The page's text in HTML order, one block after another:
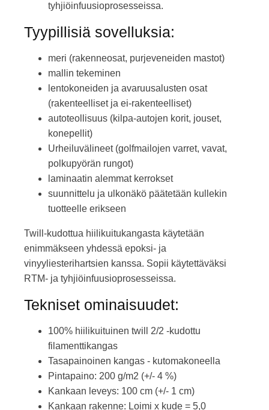
tyhjiöinfuusioprosesseissa.
Tyypillisiä sovelluksia:
meri (rakenneosat, purjeveneiden mastot)
mallin tekeminen
lentokoneiden ja avaruusalusten osat
(rakenteelliset ja ei-rakenteelliset)
autoteollisuus (kilpa-autojen korit, jouset,
konepellit)
Urheiluvälineet (golfmailojen varret, vavat,
polkupyörän rungot)
laminaatin alemmat kerrokset
suunnittelu ja ulkonäkö päätetään kullekin
tuotteelle erikseen
Twill-kudottua hiilikuitukangasta käytetään
enimmäkseen yhdessä epoksi- ja
vinyyliesterihartsien kanssa. Sopii käytettäväksi
RTM- ja tyhjiöinfuusioprosesseissa.
Tekniset ominaisuudet:
100% hiilikuituinen twill 2/2 -kudottu
filamenttikangas
Tasapainoinen kangas - kutomakoneella
Pintapaino: 200 g/m2 (+/- 4 %)
Kankaan leveys: 100 cm (+/- 1 cm)
Kankaan rakenne: Loimi x kude = 5,0